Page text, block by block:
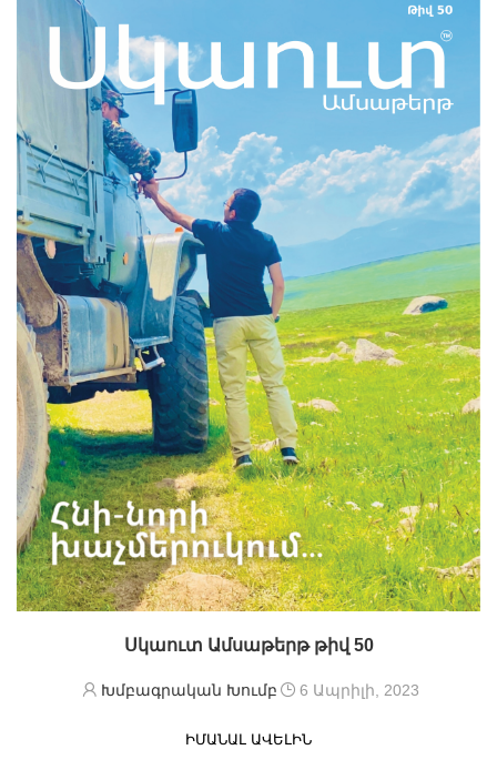
Սկաուտ Ամսաթերթ թիվ 50
Խմբագրական Խումբ 6 Ապրիլի, 2023
ԻՄԱՆԱԼ ԱՎԵԼԻՆ